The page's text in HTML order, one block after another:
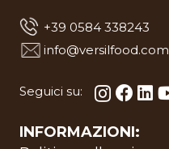
+39 0584 338243
info@versilfood.com
Seguici su:
INFORMAZIONI: